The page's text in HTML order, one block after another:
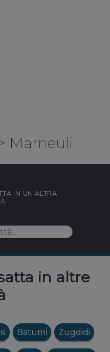
Marneuli
IN UN'ALTRA
in altre
Batumi Zugdidi